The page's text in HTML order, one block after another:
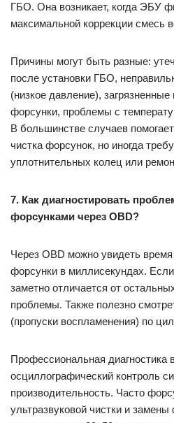
ГБО. Она возникает, когда ЭБУ
максимальной коррекции смесь
Причины могут быть разные:
после установки ГБО,
(низкое давление),
форсунки, проблемы с
В большинстве случаев
чистка форсунок, но иногда
уплотнительных колец или
7. Как диагностировать
форсунками через OBD?
Через OBD можно увидеть
форсунки в миллисекундах.
заметно отличается от
проблемы. Также полезно
(пропуски воспламенения) по
Профессиональная диагностика
осциллографический контроль
производительность. Часто
ультразвуковой чистки и